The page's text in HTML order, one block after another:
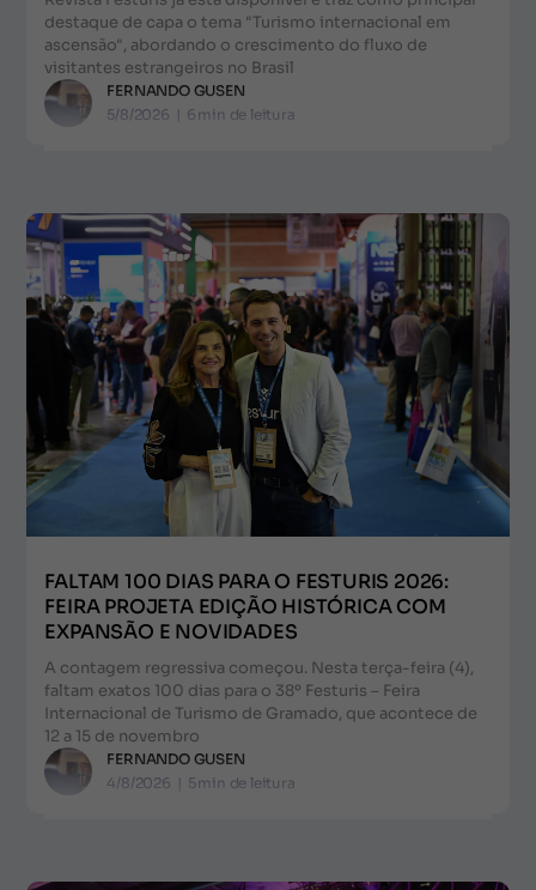
destaque de capa o tema "Turismo internacional em
ascensão", abordando o crescimento do fluxo de
visitantes estrangeiros no Brasil
FERNANDO GUSEN
5/8/2026 | 6 min de leitura
FALTAM 100 DIAS PARA O FESTURIS 2026:
FEIRA PROJETA EDIÇÃO HISTÓRICA COM
EXPANSÃO E NOVIDADES
A contagem regressiva começou. Nesta terça-feira (4),
faltam exatos 100 dias para o 38º Festuris – Feira
Internacional de Turismo de Gramado, que acontece de
12 a 15 de novembro
FERNANDO GUSEN
4/8/2026 | 5min de leitura